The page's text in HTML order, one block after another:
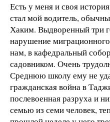
Есть у меня и своя
стал мой водитель,
Хаким. Выдворенный три
нарушение
нам, в кафедральный
садовником. Очень
Среднюю школу ему не
гражданская война в
послевоенная разруха и
семью из семи человек,